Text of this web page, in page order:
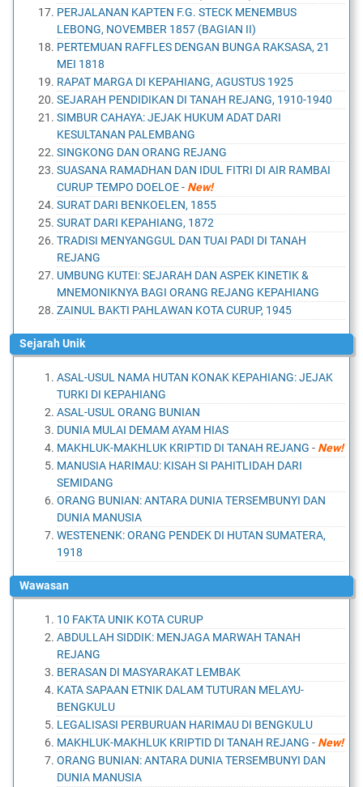
PERJALANAN KAPTEN F.G. STECK MENEMBUS
LEBONG, NOVEMBER 1857 (BAGIAN II)
PERTEMUAN RAFFLES DENGAN BUNGA RAKSASA, 21
MEI 1818
RAPAT MARGA DI KEPAHIANG, AGUSTUS 1925
SEJARAH PENDIDIKAN DI TANAH REJANG, 1910-1940
SIMBUR CAHAYA: JEJAK HUKUM ADAT DARI
KESULTANAN PALEMBANG
SINGKONG DAN ORANG REJANG
SUASANA RAMADHAN DAN IDUL FITRI DI AIR RAMBAI
CURUP TEMPO DOELOE- New!
SURAT DARI BENKOELEN, 1855
SURAT DARI KEPAHIANG, 1872
TRADISI MENYANGGUL DAN TUAI PADI DI TANAH
REJANG
UMBUNG KUTEI: SEJARAH DAN ASPEK KINETIK &
MNEMONIKNYA BAGI ORANG REJANG KEPAHIANG
ZAINUL BAKTI PAHLAWAN KOTA CURUP, 1945
Sejarah Unik
ASAL-USUL NAMA HUTAN KONAK KEPAHIANG: JEJAK
TURKI DI KEPAHIANG
ASAL-USUL ORANG BUNIAN
DUNIA MULAI DEMAM AYAM HIAS
MAKHLUK-MAKHLUK KRIPTID DI TANAH REJANG - New!
MANUSIA HARIMAU: KISAH SI PAHITLIDAH DARI
SEMIDANG
ORANG BUNIAN: ANTARA DUNIA TERSEMBUNYI DAN
DUNIA MANUSIA
WESTENENK: ORANG PENDEK DI HUTAN SUMATERA,
1918
Wawasan
10 FAKTA UNIK KOTA CURUP
ABDULLAH SIDDIK: MENJAGA MARWAH TANAH
REJANG
BERASAN DI MASYARAKAT LEMBAK
KATA SAPAAN ETNIK DALAM TUTURAN MELAYU-
BENGKULU
LEGALISASI PERBURUAN HARIMAU DI BENGKULU
MAKHLUK-MAKHLUK KRIPTID DI TANAH REJANG - New!
ORANG BUNIAN: ANTARA DUNIA TERSEMBUNYI DAN
DUNIA MANUSIA